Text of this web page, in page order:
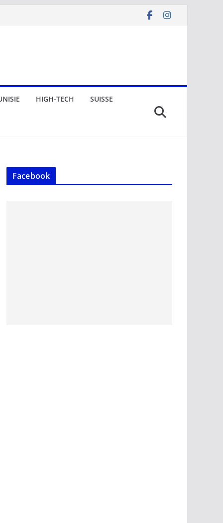
HIGH-TECH SUISSE
Facebook